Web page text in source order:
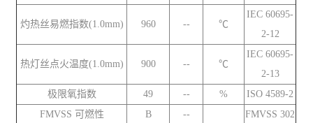
灼热丝易燃指数(1.0mm) 960 -- ℃
IEC 60695-
2-12
热灯丝点火温度(1.0mm) 900 -- ℃
IEC 60695-
2-13
极限氧指数
49 -- %
ISO 4589-2
FMVSS 可燃性
B --
FMVSS 302